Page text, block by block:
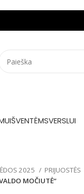
ŠVENTĖMSVERSLUI
2025
PRIJUOSTĖS
MOČIUTĖ“